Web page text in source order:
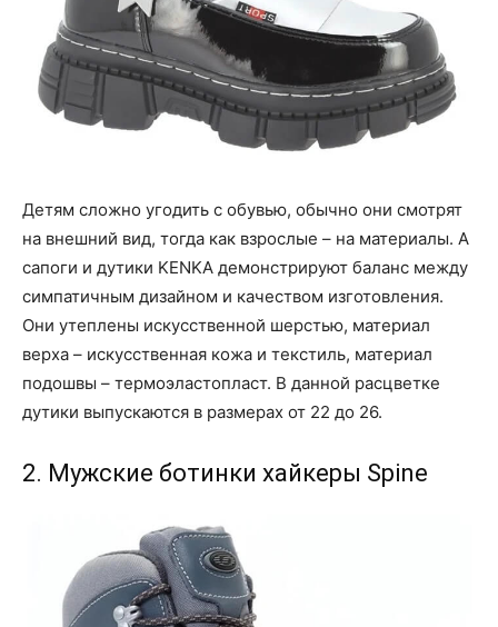
Детям сложно угодить с обувью, обычно они смотрят
на внешний вид, тогда как взрослые – на материалы. А
сапоги и дутики KENKA демонстрируют баланс между
симпатичным дизайном и качеством изготовления.
Они утеплены искусственной шерстью, материал
верха – искусственная кожа и текстиль, материал
подошвы – термоэластопласт. В данной расцветке
дутики выпускаются в размерах от 22 до 26.
2. Мужские ботинки хайкеры Spine